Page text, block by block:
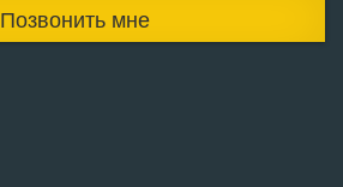
Позвонить мне